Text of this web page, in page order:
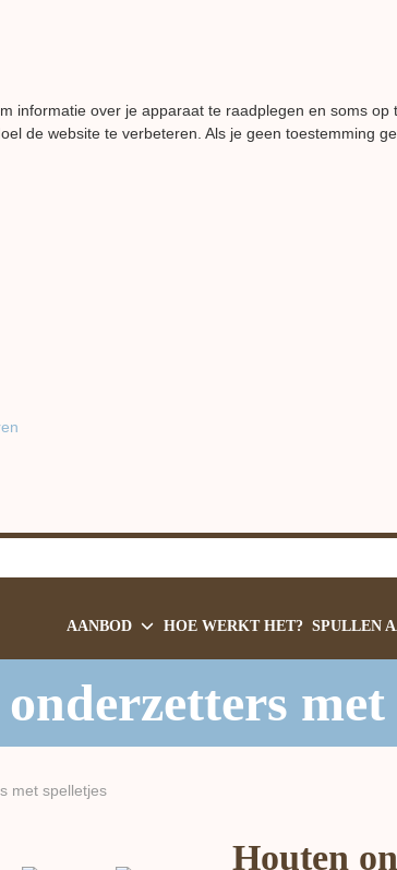
informatie over je apparaat te raadplegen en soms
de website te verbeteren. Als je geen toestemming
AANBOD HOE WERKT HET? SPULLEN
met
met spelletjes
Houten